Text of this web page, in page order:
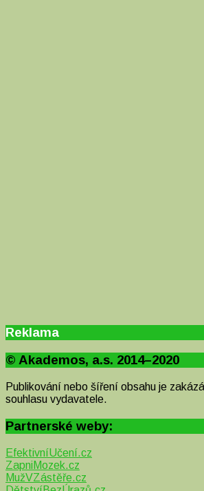
Reklama
© Akademos, a.s. 2014–2020
Publikování nebo šíření obsahu je
souhlasu vydavatele.
Partnerské weby:
EfektivníUčení.cz
ZapniMozek.cz
MužVZástěře.cz